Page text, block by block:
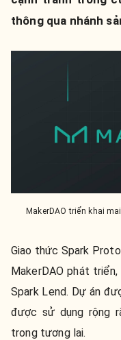
thông qua nhánh
MakerDAO triển khai
Giao thức Spark
MakerDAO phát
Spark Lend. Dự án
được sử dụng rộng
trong tương lai.